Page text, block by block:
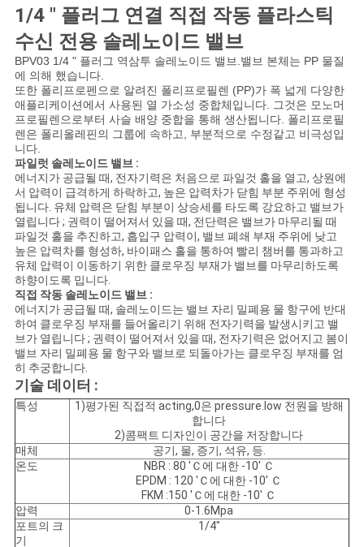
용
을
요
청
하
십
시
오
COMPANY
NEWS
사
이
트
맵
개
1/4 " 플러그 연결 직접 작동 플라스틱
수신 전용 솔레노이드 밸브
BPV03 1/4 " 플러그 역삼투 솔레노이드 밸브.밸브 본체는 PP 물질
에 의해 했습니다.
또한 폴리프로펜으로 알려진 폴리프로필렌 (PP)가 폭 넓게 다양한
애플리케이션에서 사용된 열 가소성 중합체입니다. 그것은 모노머
프로필렌으로부터 사슬 배양 중합을 통해 생산됩니다. 폴리프로필
렌은 폴리올레핀의 그룹에 속하고, 부분적으로 수정같고 비극성입
니다.
파일럿 솔레노이드 밸브 :
에너지가 공급될 때, 전자기력은 처음으로 파일것 홀을 열고, 상원에
서 압력이 급격하게 하락하고, 높은 압력차가 닫힘 부분 주위에 형성
됩니다. 유체 압력은 닫힘 부분이 상승세를 타도록 강요하고 밸브가
열립니다 ; 권력이 떨어져서 있을 때, 전단력은 밸브가 마무리될 때
파일것 홀을 추진하고, 흡입구 압력이, 밸브 폐쇄 부재 주위에 낮고
높은 압력차를 형성하, 바이패스 홀을 통하여 빨리 챔버를 통과하고
유체 압력이 이동하기 위한 클로우징 부재가 밸브를 마무리하도록
하향이도록 밉니다.
직접 작동 솔레노이드 밸브 :
에너지가 공급될 때, 솔레노이드는 밸브 자리 밀폐용 물 항구에 반대
하여 클로우징 부재를 들어올리기 위해 전자기력을 발생시키고 밸
브가 열립니다 ; 권력이 떨어져서 있을 때, 전자기력은 없어지고 봄이
밸브 자리 밀폐용 물 항구와 밸브로 되돌아가는 클로우징 부재를 엄
히 추궁합니다.
기술 데이터 :
특성
1)평가된 직접적 acting,0은 pressure.low 전원을 방해
합니다
2)콤팩트 디자인이 공간을 저장합니다
매체
공기, 물, 증기, 석유, 등.
온도
NBR : 80 'Ｃ에 대한 -10' Ｃ
EPDM : 120 'Ｃ에 대한 -10' Ｃ
FKM :150 'Ｃ에 대한 -10' Ｃ
압력
0-1.6Mpa
포트의 크
기
1/4"